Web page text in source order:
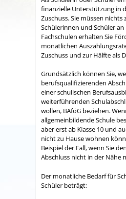
finanzielle Unterstützung in
Zuschuss. Sie müssen nichts
Schülerinnen und Schüler
Fachschulen erhalten Sie
monatlichen
Zuschuss und zur Hälfte als
Grundsätzlich können Sie,
berufsqualifizierenden
einer schulischen
weiterführenden
wollen, BAföG beziehen.
allgemeinbildende Schule
aber erst ab Klasse 10 und
nicht zu Hause wohnen
Beispiel der Fall, wenn Sie
Abschluss nicht in der Nähe
Der monatliche Bedarf für
Schüler beträgt: